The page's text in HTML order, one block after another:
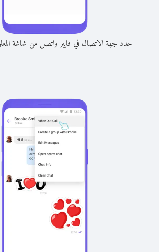
حدد جهة الاتصال في فايبر واتصل من شاشة